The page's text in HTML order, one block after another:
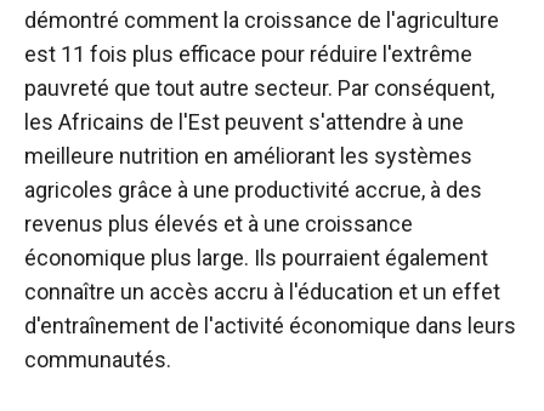
démontré comment la croissance de l'agriculture
est 11 fois plus efficace pour réduire l'extrême
pauvreté que tout autre secteur. Par conséquent,
les Africains de l'Est peuvent s'attendre à une
meilleure nutrition en améliorant les systèmes
agricoles grâce à une productivité accrue, à des
revenus plus élevés et à une croissance
économique plus large. Ils pourraient également
connaître un accès accru à l'éducation et un effet
d'entraînement de l'activité économique dans leurs
communautés.